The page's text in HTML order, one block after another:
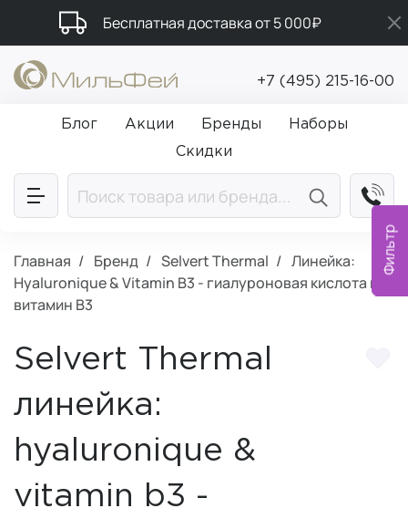
Фильтр
Бесплатная доставка от 5 000₽
Промокод ПРИВЕТ
Подарки в каждый заказ от 5 000₽
+7 (495) 215-16-00
Блог Акции Бренды
Наборы
Скидки
Главная Бренд Selvert Thermal
Линейка:
Hyaluronique & Vitamin B3 - гиалуроновая кислота и
витамин B3
Selvert Thermal
линейка:
hyaluronique &
vitamin b3 -